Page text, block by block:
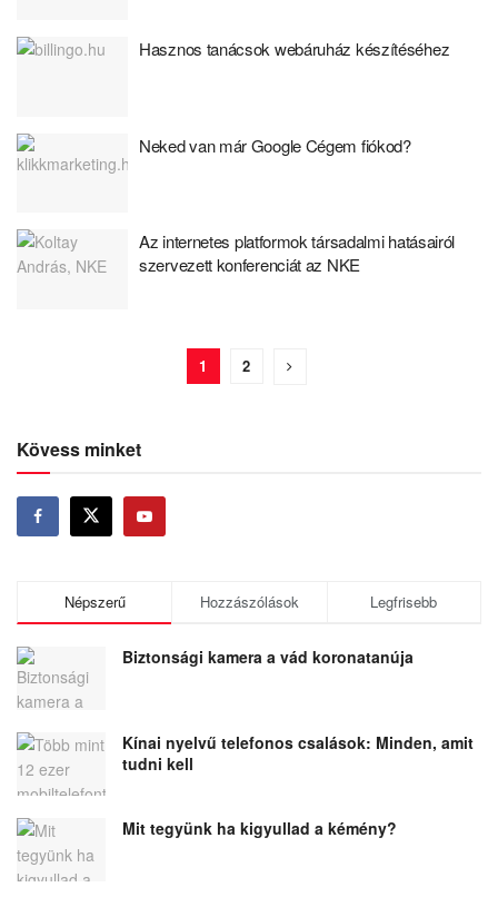
Hasznos tanácsok webáruház készítéséhez
Neked van már Google Cégem fiókod?
Az internetes platformok társadalmi hatásairól
szervezett konferenciát az NKE
1 2
Kövess minket
Népszerű Hozzászólások Legfrisebb
Biztonsági kamera a vád koronatanúja
Kínai nyelvű telefonos csalások: Minden, amit
tudni kell
Mit tegyünk ha kigyullad a kémény?